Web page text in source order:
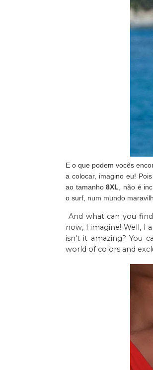
E o que podem vocês
a colocar, imagino eu!
ao tamanho8XL, não é
o surf, num mundo
And what can you
now, I imagine! Well, I
isn't it amazing? You
world of colors and